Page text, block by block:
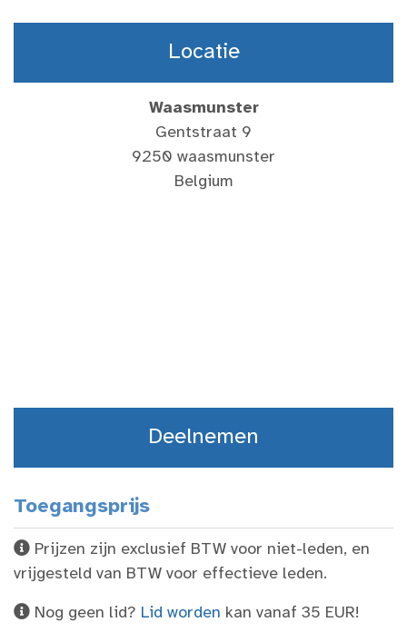
Locatie
Waasmunster
Gentstraat 9
9250 waasmunster
Belgium
Deelnemen
Toegangsprijs
Prijzen zijn exclusief BTW voor niet-leden, en
vrijgesteld van BTW voor effectieve leden.
Nog geen lid? Lid worden kan vanaf 35 EUR!